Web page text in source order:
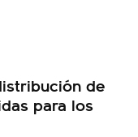
de
para los